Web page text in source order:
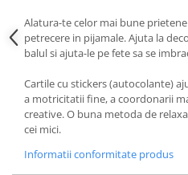
Alatura-te celor mai bune
petrecere in pijamale. Ajuta la
balul si ajuta-le pe fete sa se
Cartile cu stickers (autocolante)
a motricitatii fine, a coordonarii
creative. O buna metoda de
cei mici.
Informatii conformitate produs